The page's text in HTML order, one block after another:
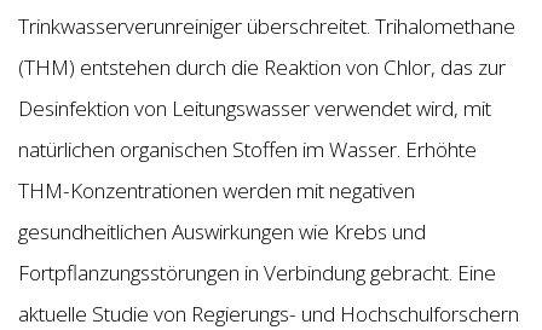
Trinkwasserverunreiniger überschreitet. Trihalomethane
(THM) entstehen durch die Reaktion von Chlor, das zur
Desinfektion von Leitungswasser verwendet wird, mit
natürlichen organischen Stoffen im Wasser. Erhöhte
THM-Konzentrationen werden mit negativen
gesundheitlichen Auswirkungen wie Krebs und
Fortpflanzungsstörungen in Verbindung gebracht. Eine
aktuelle Studie von Regierungs- und Hochschulforschern